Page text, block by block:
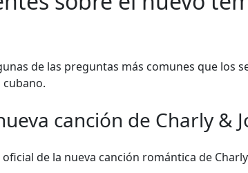
de las preguntas más comunes que los
canción de Charly &
de la nueva canción romántica de